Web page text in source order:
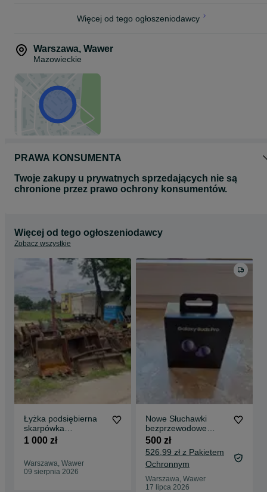
Więcej od tego ogłoszeniodawcy
Warszawa, Wawer
Mazowieckie
PRAWA KONSUMENTA
Twoje zakupy u prywatnych sprzedających nie są
chronione przez prawo ochrony konsumentów.
Więcej od tego ogłoszeniodawcy
Zobacz wszystkie
Łyżka podsiębierna
skarpówka
hydrauliczna chwytak
1 000 zł
Warszawa, Wawer
09 sierpnia 2026
Nowe Słuchawki
bezprzewodowe
Bluetooth Samsung
Galaxy Buds Pro
oryg.
500 zł
526,99 zł z Pakietem
Ochronnym
Warszawa, Wawer
17 lipca 2026